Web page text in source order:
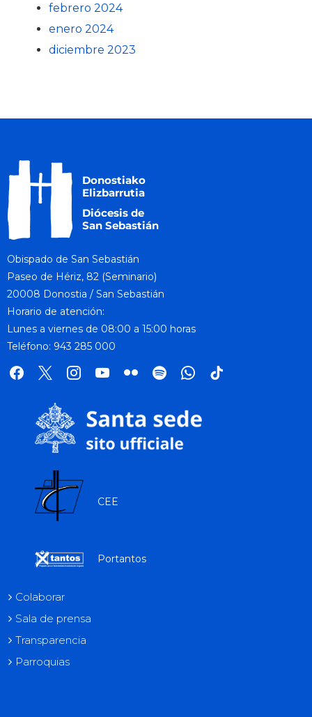
febrero 2024
enero 2024
diciembre 2023
Obispado de San Sebastián
Paseo de Hériz, 82 (Seminario)
20008 Donostia / San Sebastián
Horario de atención:
Lunes a viernes de 08:00 a 15:00 horas
Teléfono: 943 285 000
facebook
x instagramyoutube
flickr spotifywhatsapp
tik
CEE
Portantos
Colaborar
Sala de prensa
Transparencia
Parroquias